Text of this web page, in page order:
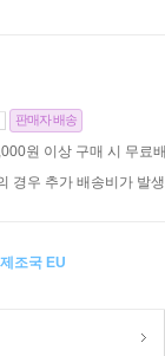
판매자 배송
원 이상 구매 시 무료
경우 추가 배송비가 발
제조국 EU